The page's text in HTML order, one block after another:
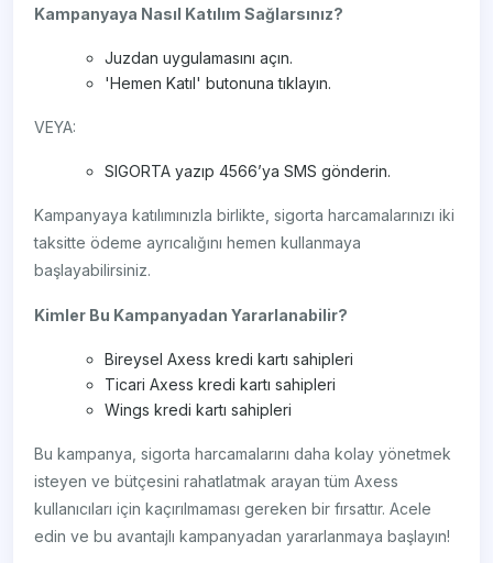
Kampanyaya Nasıl Katılım Sağlarsınız?
Juzdan uygulamasını açın.
'Hemen Katıl' butonuna tıklayın.
VEYA:
SIGORTA yazıp 4566’ya SMS gönderin.
Kampanyaya katılımınızla birlikte, sigorta harcamalarınızı iki
taksitte ödeme ayrıcalığını hemen kullanmaya
başlayabilirsiniz.
Kimler Bu Kampanyadan Yararlanabilir?
Bireysel Axess kredi kartı sahipleri
Ticari Axess kredi kartı sahipleri
Wings kredi kartı sahipleri
Bu kampanya, sigorta harcamalarını daha kolay yönetmek
isteyen ve bütçesini rahatlatmak arayan tüm Axess
kullanıcıları için kaçırılmaması gereken bir fırsattır. Acele
edin ve bu avantajlı kampanyadan yararlanmaya başlayın!